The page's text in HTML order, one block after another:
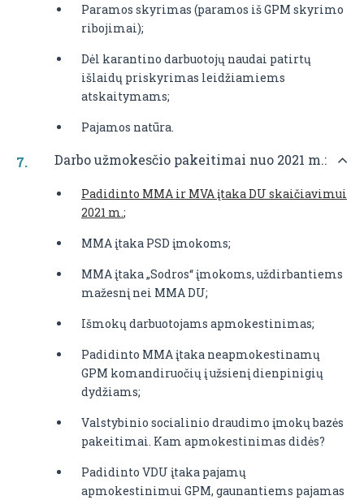
Paramos skyrimas (paramos iš GPM skyrimo
ribojimai);
Dėl karantino darbuotojų naudai patirtų
išlaidų priskyrimas leidžiamiems
atskaitymams;
Pajamos natūra.
Darbo užmokesčio pakeitimai nuo 2021 m.:
Padidinto MMA ir MVA įtaka DU skaičiavimui
2021 m.;
MMA įtaka PSD įmokoms;
MMA įtaka „Sodros“ įmokoms, uždirbantiems
mažesnį nei MMA DU;
Išmokų darbuotojams apmokestinimas;
Padidinto MMA įtaka neapmokestinamų
GPM komandiruočių į užsienį dienpinigių
dydžiams;
Valstybinio socialinio draudimo įmokų bazės
pakeitimai. Kam apmokestinimas didės?
Padidinto VDU įtaka pajamų
apmokestinimui GPM, gaunantiems pajamas